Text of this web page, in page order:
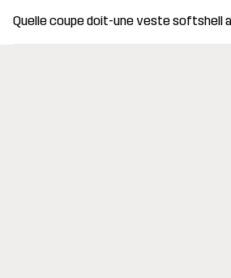
Quelle coupe doit-une veste softshell